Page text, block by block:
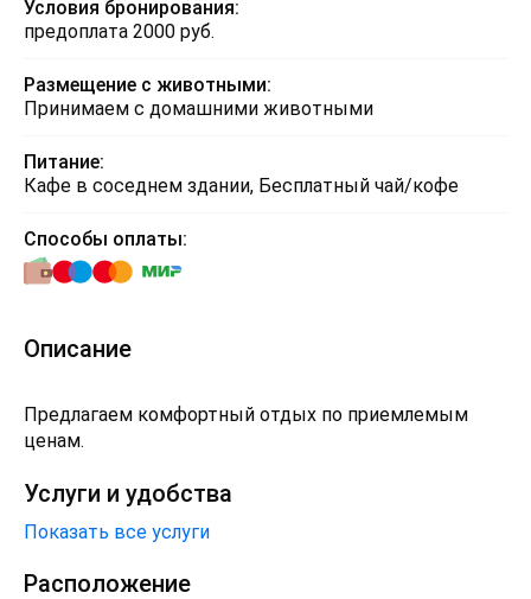
Условия бронирования:
предоплата 2000 руб.
Размещение с животными:
Принимаем с домашними животными
Питание:
Кафе в соседнем здании, Бесплатный чай/кофе
Способы оплаты:
Описание
Предлагаем комфортный отдых по приемлемым
ценам.
Услуги и удобства
Показать все услуги
Расположение